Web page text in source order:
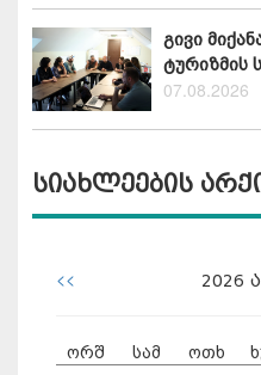
გივი
ტურიზმის
07.08.2026
სიახლეების
<< 2026
ორშ სამ ოთხ